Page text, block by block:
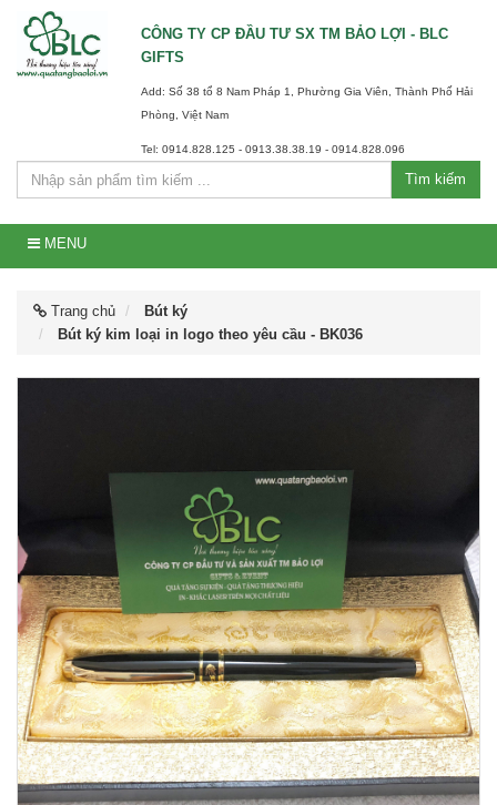
CÔNG TY CP ĐẦU TƯ SX TM BẢO LỢI - BLC
GIFTS
Add: Số 38 tổ 8 Nam Pháp 1, Phường Gia Viên, Thành Phố Hải
Phòng, Việt Nam
Tel: 0914.828.125 - 0913.38.38.19 - 0914.828.096
Tìm kiếm
MENU
Trang chủ
Bút ký
Bút ký kim loại in logo theo yêu cầu - BK036